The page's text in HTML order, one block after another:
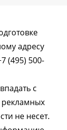
адресу
(495) 500-
с
не несет.